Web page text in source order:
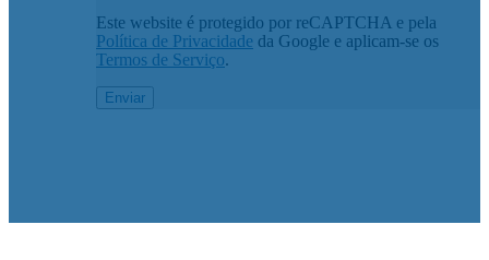
Este website é protegido por reCAPTCHA e pela
Política de Privacidade da Google e aplicam-se os
Termos de Serviço.